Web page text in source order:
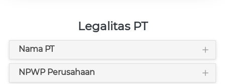
Legalitas PT
Nama PT
NPWP Perusahaan